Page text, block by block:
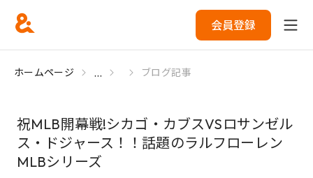
会員登録
ホームページ ... ブログ記事
祝MLB開幕戦!シカゴ・カブスVSロサンゼル
ス・ドジャース！！話題のラルフローレン
MLBシリーズ